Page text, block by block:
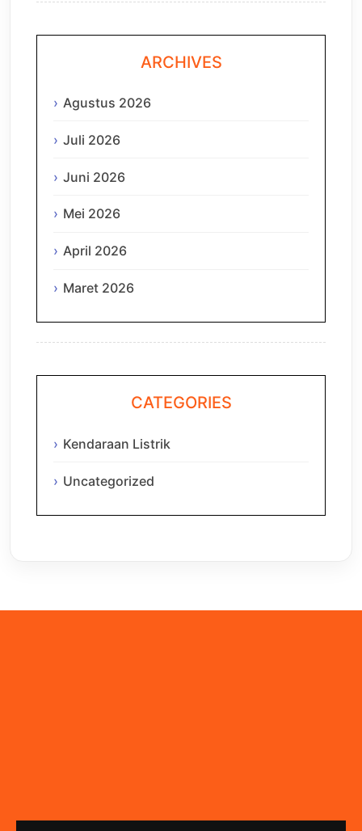
ARCHIVES
Agustus 2026
Juli 2026
Juni 2026
Mei 2026
April 2026
Maret 2026
CATEGORIES
Kendaraan Listrik
Uncategorized